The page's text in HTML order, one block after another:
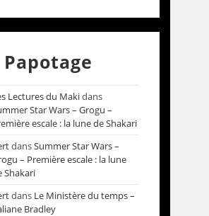
Papotage
Lectures du Makidans
Star Wars – Grogu –
escale : la lune de Shakari
dansSummer Star Wars –
– Première escale : la lune
Shakari
dans Le Ministère du temps –
Bradley